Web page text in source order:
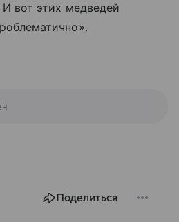
вот этих медведей
Поделиться